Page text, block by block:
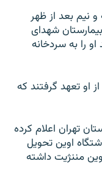
نیم بعد از ظهر
شهدای
را به سردخانه
او تعهد گرفتند که
تهران اعلام کرده
اوین تحویل
مننژیت داشته